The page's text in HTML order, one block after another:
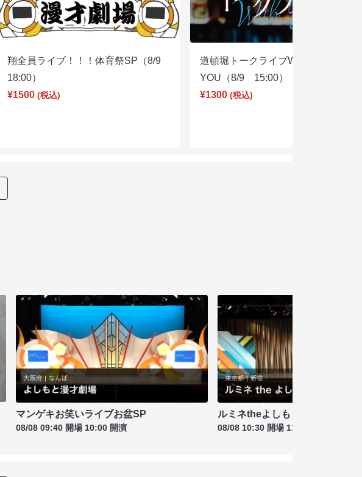
翔全員ライブ！！！体育祭SP（8/9
18:00）
¥1500 (税込)
道頓堀トークライブWITH
YOU（8/9 15:00）
¥1300 (税込)
マンゲキお笑いライブお盆SP
08/08 09:40 開場 10:00 開演
ルミネtheよしもと お盆特別興行
08/08 10:30 開場 11:00 開演